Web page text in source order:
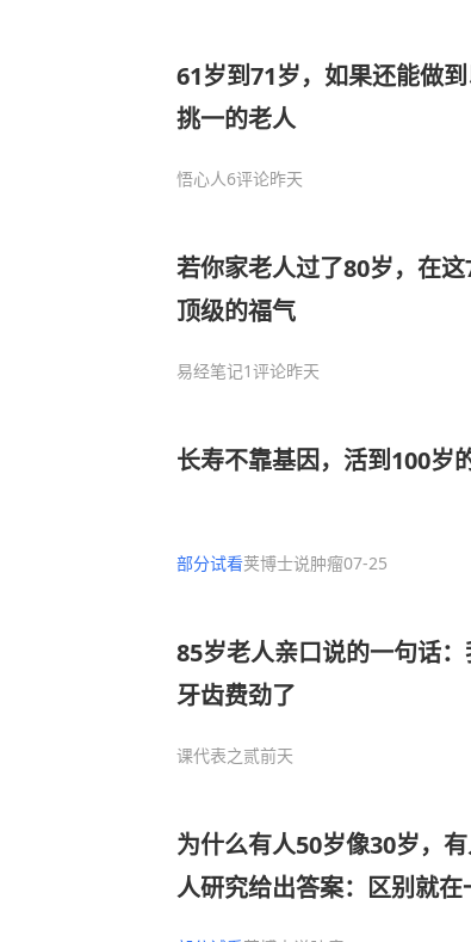
61岁到71岁，如果还能做
挑一的老人
悟心人6评论昨天
若你家老人过了80岁，在
顶级的福气
易经笔记1评论昨天
长寿不靠基因，活到100岁
部分试看荚博士说肿瘤07-25
85岁老人亲口说的一句话
牙齿费劲了
课代表之贰前天
为什么有人50岁像30岁，
人研究给出答案：区别就在